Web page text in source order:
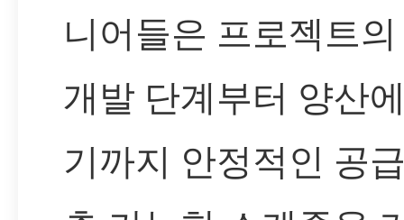
니어들은 프로젝트
개발 단계부터 양산
기까지 안정적인 공